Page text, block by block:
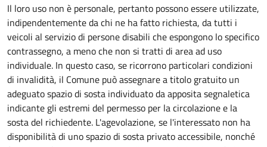
Il loro uso non è personale, pertanto possono essere utilizzate,
indipendentemente da chi ne ha fatto richiesta, da tutti i
veicoli al servizio di persone disabili che espongono lo specifico
contrassegno, a meno che non si tratti di area ad uso
individuale. In questo caso, se ricorrono particolari condizioni
di invalidità, il Comune può assegnare a titolo gratuito un
adeguato spazio di sosta individuato da apposita segnaletica
indicante gli estremi del permesso per la circolazione e la
sosta del richiedente. L'agevolazione, se l'interessato non ha
disponibilità di uno spazio di sosta privato accessibile, nonché